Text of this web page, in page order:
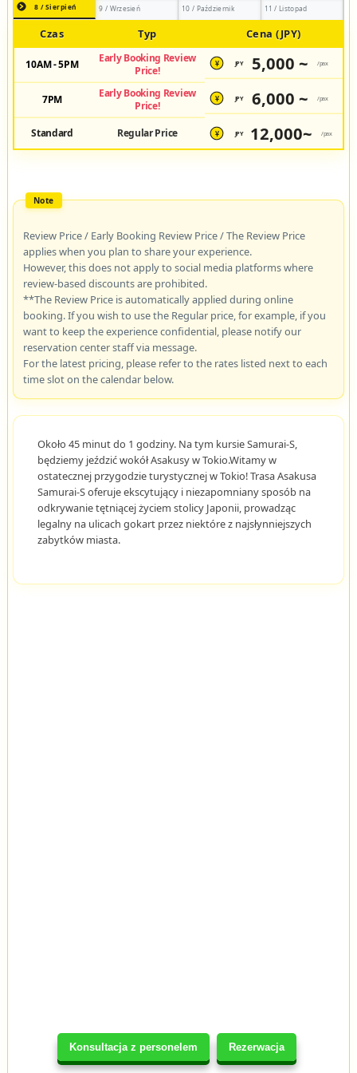
Konsultacja z personelem Rezerwacja
8 / Sierpień 9 / Wrzesień 10 / Październik 11 / Listopad
Czas Typ Cena (JPY)
10AM - 5PM
Early Booking Review
Price!
¥ JPY 5,000 ~ /pax
7PM
Early Booking Review
Price!
¥ JPY 6,000 ~ /pax
Standard Regular Price ¥ JPY 12,000~ /pax
Review Price / Early Booking Review Price / The Review Price
applies when you plan to share your experience.
However, this does not apply to social media platforms where
review-based discounts are prohibited.
**The Review Price is automatically applied during online
booking. If you wish to use the Regular price, for example, if you
want to keep the experience confidential, please notify our
reservation center staff via message.
For the latest pricing, please refer to the rates listed next to each
time slot on the calendar below.
Około 45 minut do 1 godziny. Na tym kursie Samurai-S,
będziemy jeździć wokół Asakusy w Tokio.Witamy w
ostatecznej przygodzie turystycznej w Tokio! Trasa Asakusa
Samurai-S oferuje ekscytujący i niezapomniany sposób na
odkrywanie tętniącej życiem stolicy Japonii, prowadząc
legalny na ulicach gokart przez niektóre z najsłynniejszych
zabytków miasta.